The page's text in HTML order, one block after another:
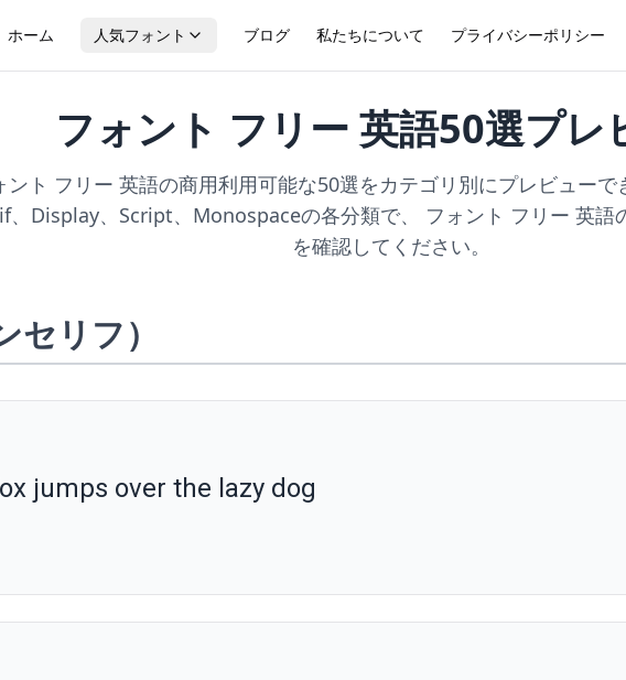
ホーム 人気フォント ブログ 私たちについて プライバシーポリシー
フォント フリー 英語50選プレ
ント フリー 英語の商用利用可能な50選をカテゴリ別にプレビューで
、Display、Script、Monospaceの各分類で、 フォント フリー 英語
を確認してください。
リフ）
jumps over the lazy dog